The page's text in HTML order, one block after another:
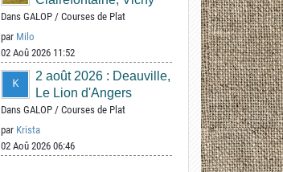
Dans GALOP / Courses de Plat
par Milo
02 Aoû 2026 11:52
2 août 2026 : Deauville,
Le Lion d'Angers
Dans GALOP / Courses de Plat
par Krista
02 Aoû 2026 06:46